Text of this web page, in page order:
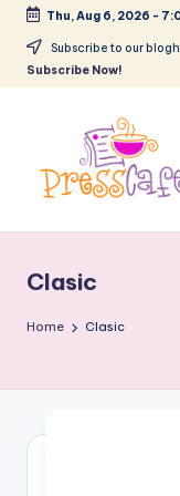
Skip
Thu, Aug 6, 2026 -
Subscribe to our
Subscribe Now!
e
s
a
urbane
Clasic
Home Clasic